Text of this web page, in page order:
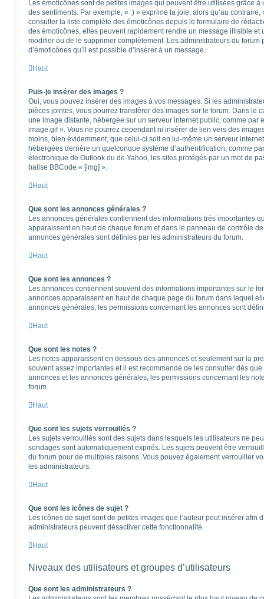
Les émoticônes sont de petites images qui peuvent être utilisées grâce à
des sentiments. Par exemple, « :) » exprime la joie, alors qu’au
consulter la liste complète des émoticônes depuis le formulaire de
des émoticônes, elles peuvent rapidement rendre un message illisible et
modifier ou de le supprimer complètement. Les administrateurs du
d’émoticônes qu’il est possible d’insérer à un message.
Haut
Puis-je insérer des images ?
Oui, vous pouvez insérer des images à vos messages. Si les
pièces jointes, vous pourrez transférer des images sur le forum. Dans le
une image distante, hébergée sur un serveur internet public, comme par
image.gif ». Vous ne pourrez cependant ni insérer de lien vers des
moins, bien évidemment, que celui-ci soit en lui-même un serveur
hébergées derrière un quelconque système d’authentification, comme
électronique de Outlook ou de Yahoo, les sites protégés par un mot de
balise BBCode « [img] ».
Haut
Que sont les annonces générales ?
Les annonces générales contiennent des informations très importantes
apparaissent en haut de chaque forum et dans le panneau de contrôle
annonces générales sont définies par les administrateurs du forum.
Haut
Que sont les annonces ?
Les annonces contiennent souvent des informations importantes sur le
annonces apparaissent en haut de chaque page du forum dans lequel
annonces générales, les permissions concernant les annonces sont
Haut
Que sont les notes ?
Les notes apparaissent en dessous des annonces et seulement sur la
souvent assez importantes et il est recommandé de les consulter dès
annonces et les annonces générales, les permissions concernant les
forum.
Haut
Que sont les sujets verrouillés ?
Les sujets verrouillés sont des sujets dans lesquels les utilisateurs ne
sondages sont automatiquement expirés. Les sujets peuvent être
du forum pour de multiples raisons. Vous pouvez également verrouiller
les administrateurs.
Haut
Que sont les icônes de sujet ?
Les icônes de sujet sont de petites images que l’auteur peut insérer afin
administrateurs peuvent désactiver cette fonctionnalité.
Haut
Niveaux des utilisateurs et groupes d’utilisateurs
Que sont les administrateurs ?